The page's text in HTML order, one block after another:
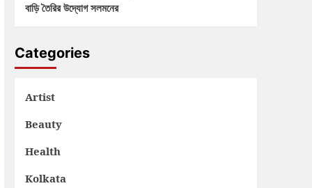
বাড়ি তৈরির উদ্যোগ সলমনের
Categories
Artist
Beauty
Health
Kolkata